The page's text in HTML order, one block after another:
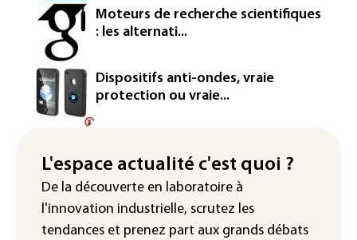
Iris³: Eutelsat investira 3,4 milliards
d'euros dans la future constellation
européenne
Le magazine VSD racheté par
l'entrepreneur Vianney d'Alançon
La production française de maïs
"Retour en force" progressif de la
chaleur dans les prochains jours en
France
Moteurs de recherche scientifiques
: les alternati...
Dispositifs anti-ondes, vraie
protection ou vraie...
L'espace actualité c'est quoi ?
De la découverte en laboratoire à
l'innovation industrielle, scrutez les
tendances et prenez part aux grands débats